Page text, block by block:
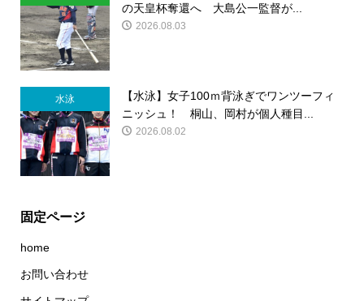
の天皇杯奪還へ 大島公一監督が...
2026.08.03
水泳
【水泳】女子100ｍ背泳ぎでワンツーフィ
ニッシュ！ 桐山、岡村が個人種目...
2026.08.02
固定ページ
home
お問い合わせ